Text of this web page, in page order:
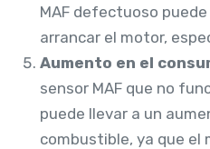
MAF defectuoso
arrancar el motor,
Aumento en el
sensor MAF que no
puede llevar a un
combustible, ya que el